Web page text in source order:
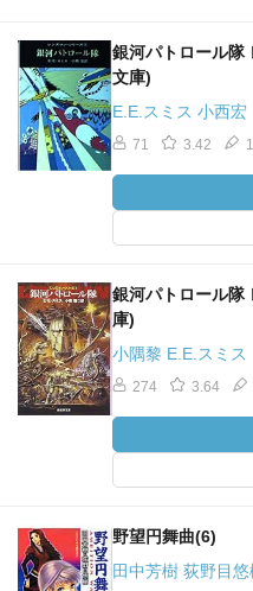
銀河パトロール隊
文庫)
E.E.スミス 小西宏
71 3.42
銀河パトロール隊
庫)
小隅黎 E.E.スミス
274 3.64
野望円舞曲(6)
田中芳樹 荻野目悠